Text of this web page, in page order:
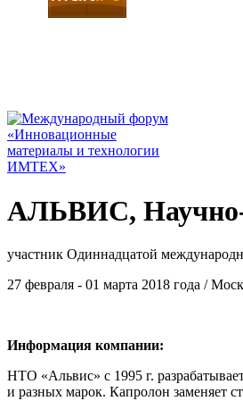
АЛЬВИС, Научно-
участник Одиннадцатой
27 февраля - 01 марта 2018 года /
Информация компании:
НТО «Альвис» с 1995 г.
и разных марок. Капролон заменяет